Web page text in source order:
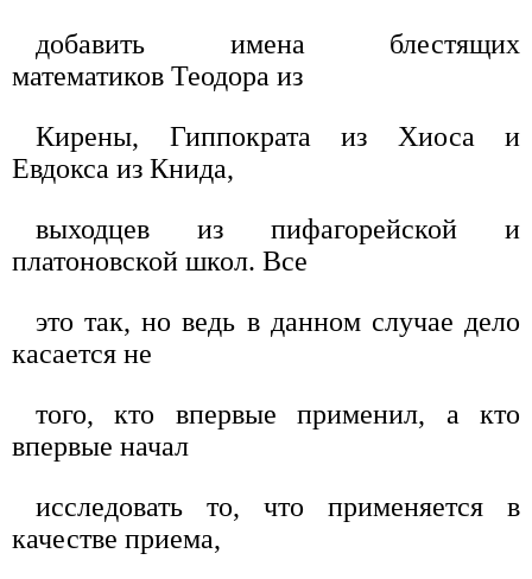
добавить имена блестящих
математиков Теодора из
Кирены, Гиппократа из Хиоса и
Евдокса из Книда,
выходцев из пифагорейской и
платоновской школ. Все
это так, но ведь в данном случае дело
касается не
того, кто впервые применил, а кто
впервые начал
исследовать то, что применяется в
качестве приема,